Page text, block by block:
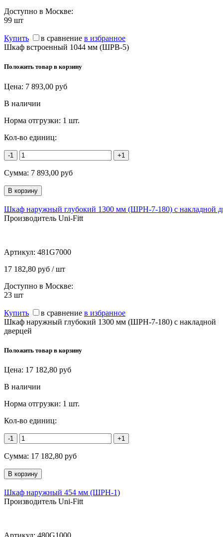
Доступно в Москве:
99 шт
Купить в сравнение в избранное
Шкаф встроенный 1044 мм (ШРВ-5)
Положить товар в корзину
Цена: 7 893,00 руб
В наличии
Норма отгрузки: 1 шт.
Кол-во единиц:
-1 +1
Сумма: 7 893,00 руб
Шкаф наружный глубокий 1300 мм (ШРН-7-180) с накладной
Производитель Uni-Fitt
Артикул: 481G7000
17 182,80 руб / шт
Доступно в Москве:
23 шт
Купить в сравнение в избранное
Шкаф наружный глубокий 1300 мм (ШРН-7-180) с накладной
дверцей
Положить товар в корзину
Цена: 17 182,80 руб
В наличии
Норма отгрузки: 1 шт.
Кол-во единиц:
-1 +1
Сумма: 17 182,80 руб
Шкаф наружный 454 мм (ШРН-1)
Производитель Uni-Fitt
Артикул: 480G1000